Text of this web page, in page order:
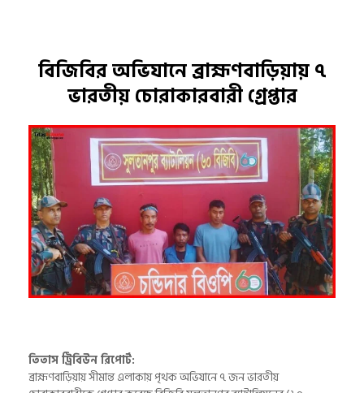
বিজিবির অভিযানে ব্রাহ্মণবাড়িয়ায় ৭
ভারতীয় চোরাকারবারী গ্রেপ্তার
তিতাস ট্রিবিউন রিপোর্ট:
ব্রাহ্মণবাড়িয়ায় সীমান্ত এলাকায় পৃথক অভিযানে ৭ জন ভারতীয়